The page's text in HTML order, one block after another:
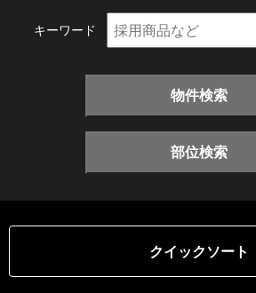
キーワード
物件検索
部位検索
クイックソート